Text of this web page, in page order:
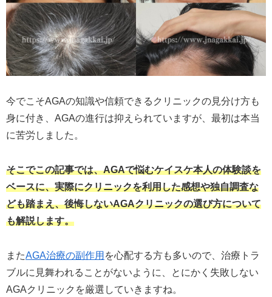
今でこそAGAの知識や信頼できるクリニックの見分け方も
身に付き、AGAの進行は抑えられていますが、最初は本当
に苦労しました。
そこでこの記事では、AGAで悩むケイスケ本人の体験談を
ベースに、実際にクリニックを利用した感想や独自調査な
ども踏まえ、後悔しないAGAクリニックの選び方について
も解説します。
またAGA治療の副作用 を心配する方も多いので、治療トラ
ブルに見舞われることがないように、とにかく失敗しない
AGAクリニックを厳選していきますね。